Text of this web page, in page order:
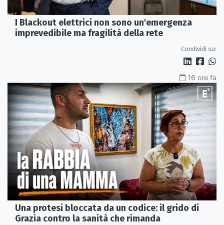
I Blackout elettrici non sono un'emergenza
imprevedibile ma fragilità della rete
Condividi su:
16 ore fa
Una protesi bloccata da un codice: il grido di
Grazia contro la sanità che rimanda